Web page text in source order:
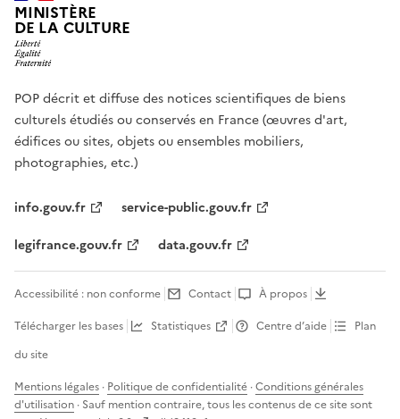
MINISTÈRE
DE LA CULTURE
POP décrit et diffuse des notices scientifiques de biens
culturels étudiés ou conservés en France (œuvres d'art,
édifices ou sites, objets ou ensembles mobiliers,
photographies, etc.)
info.gouv.fr
service-public.gouv.fr
legifrance.gouv.fr
data.gouv.fr
Accessibilité : non conforme Contact
À propos
Télécharger les bases
Statistiques Centre d’aide
Plan
du site
Mentions légales · Politique de confidentialité ·Conditions générales
d'utilisation · Sauf mention contraire, tous les contenus de ce site sont